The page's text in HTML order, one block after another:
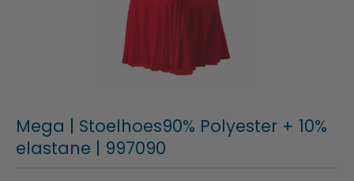
Mega | Stoelhoes90% Polyester + 10%
elastane | 997090